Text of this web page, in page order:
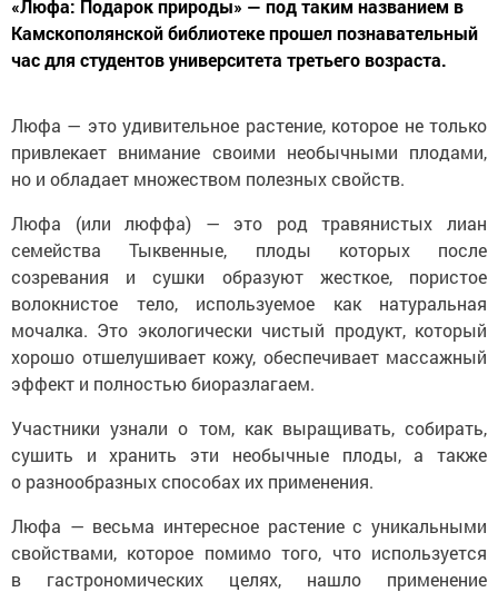
«Люфа: Подарок природы» — под таким названием в
Камскополянской библиотеке прошел познавательный
час для студентов университета третьего возраста.
Люфа — это удивительное растение, которое не только
привлекает внимание своими необычными плодами,
но и обладает множеством полезных свойств.
Люфа (или люффа) — это род травянистых лиан
семейства Тыквенные, плоды которых после
созревания и сушки образуют жесткое, пористое
волокнистое тело, используемое как натуральная
мочалка. Это экологически чистый продукт, который
хорошо отшелушивает кожу, обеспечивает массажный
эффект и полностью биоразлагаем.
Участники узнали о том, как выращивать, собирать,
сушить и хранить эти необычные плоды, а также
о разнообразных способах их применения.
Люфа — весьма интересное растение с уникальными
свойствами, которое помимо того, что используется
в гастрономических целях, нашло применение